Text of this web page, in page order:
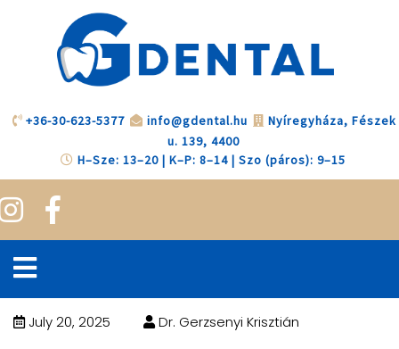
+36-30-623-5377 info@gdental.hu
Nyíregyháza, Fészek
u. 139, 4400
H–Sze: 13–20 | K–P: 8–14 | Szo (páros): 9–15
July 20, 2025 Dr. Gerzsenyi Krisztián